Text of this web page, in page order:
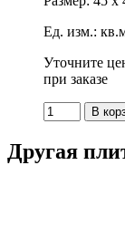
Ед. изм.:
Уточните
при заказе
Другая